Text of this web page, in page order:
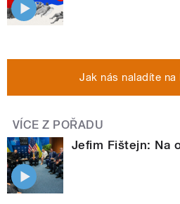
Jak nás naladíte na
VÍCE Z POŘADU
Jefim Fištejn: Na